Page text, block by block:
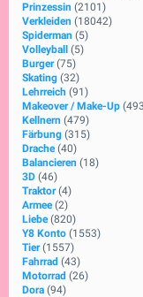
Prinzessin (2101)
Verkleiden (18042)
Spiderman (5)
Volleyball
(5)
Burger (75)
Skating (32)
Lehrreich (91)
Makeover / Make-Up
Kellnern (479)
Färbung (315)
Drache (40)
Balancieren (18)
3D (46)
Traktor (4)
Armee (2)
Liebe (820)
Y8 Konto (1553)
Tier (1557)
Fahrrad (43)
Motorrad (26)
Dora (94)